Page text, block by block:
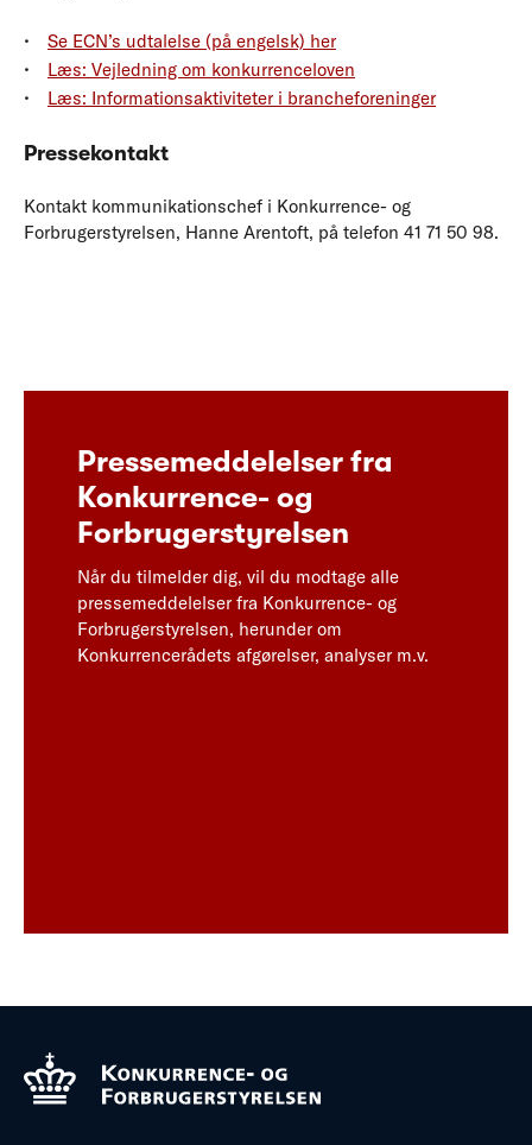
Se ECN’s udtalelse (på engelsk) her
Læs: Vejledning om konkurrenceloven
Læs: Informationsaktiviteter i brancheforeninger
Pressekontakt
Kontakt kommunikationschef i Konkurrence- og
Forbrugerstyrelsen, Hanne Arentoft, på telefon 41 71 50 98.
Pressemeddelelser fra
Konkurrence- og
Forbrugerstyrelsen
Når du tilmelder dig, vil du modtage alle
pressemeddelelser fra Konkurrence- og
Forbrugerstyrelsen, herunder om
Konkurrencerådets afgørelser, analyser m.v.